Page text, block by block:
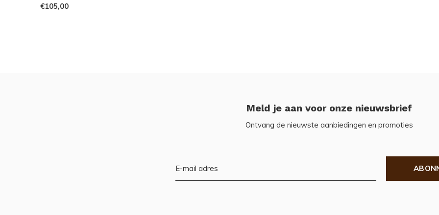
€105,00
Meld je aan voor onze nieuwsbrief
Ontvang de nieuwste aanbiedingen en promoties